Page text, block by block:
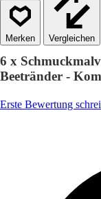
Vergleichen
6 x
Beetränder -
Erste Bewertung